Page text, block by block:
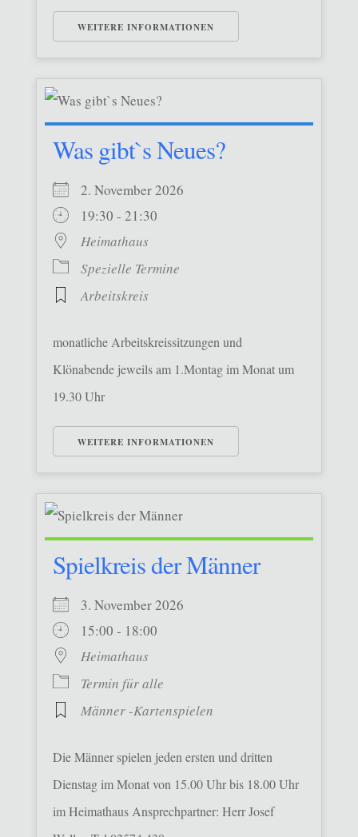
WEITERE INFORMATIONEN
Was gibt`s Neues?
2. November 2026
19:30 - 21:30
Heimathaus
Spezielle Termine
Arbeitskreis
monatliche Arbeitskreissitzungen und
Klönabende jeweils am 1.Montag im Monat um
19.30 Uhr
WEITERE INFORMATIONEN
Spielkreis der Männer
3. November 2026
15:00 - 18:00
Heimathaus
Termin für alle
Männer -Kartenspielen
Die Männer spielen jeden ersten und dritten
Dienstag im Monat von 15.00 Uhr bis 18.00 Uhr
im Heimathaus Ansprechpartner: Herr Josef